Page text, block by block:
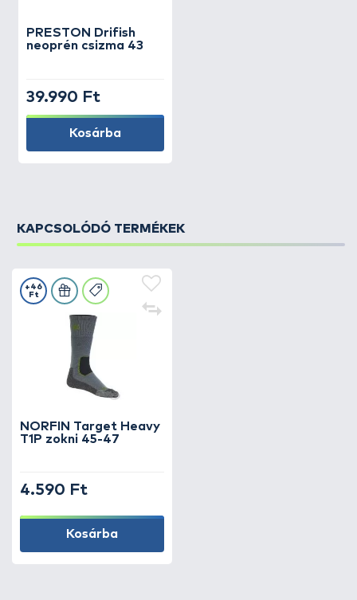
PRESTON
Drifish
neoprén csizma 43
39.990 Ft
Kosárba
KAPCSOLÓDÓ TERMÉKEK
NORFIN Target Heavy
T1P zokni 45-47
+46
Ft
4.590 Ft
Kosárba